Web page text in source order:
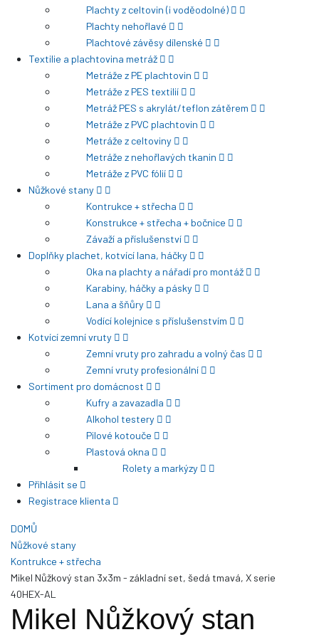
Plachty z celtovin (i voděodolné)
Plachty nehořlavé
Plachtové závěsy dílenské
Textilie a plachtovina metráž
Metráže z PE plachtovin
Metráže z PES textilií
Metráž PES s akrylát/teflon zátěrem
Metráže z PVC plachtovin
Metráže z celtoviny
Metráže z nehořlavých tkanin
Metráže z PVC fólií
Nůžkové stany
Kontrukce + střecha
Konstrukce + střecha + bočnice
Závaží a příslušenství
Doplňky plachet, kotvící lana, háčky
Oka na plachty a nářadí pro montáž
Karabiny, háčky a pásky
Lana a šňůry
Vodící kolejnice s příslušenstvím
Kotvící zemní vruty
Zemní vruty pro zahradu a volný čas
Zemní vruty profesionální
Sortiment pro domácnost
Kufry a zavazadla
Alkohol testery
Pilové kotouče
Plastová okna
Rolety a markýzy
Přihlásit se
Registrace klienta
DOMŮ
Nůžkové stany
Kontrukce + střecha
Mikel Nůžkový stan 3x3m - základní set, šedá tmavá, X serie
40HEX-AL
Mikel Nůžkový stan